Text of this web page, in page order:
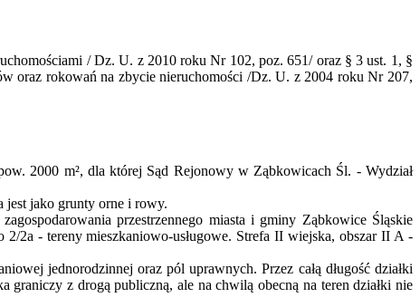
/ Dz. U. z2010 roku Nr 102, poz. 651/ oraz § 3 ust. 1, §
oraz rokowań na zbycie nieruchomości /Dz. U. z2004 roku Nr 207,
2000 m², dla której Sąd Rejonowy w Ząbkowicach Śl. - Wydział
jest jako grunty orne i rowy.
przestrzennego miasta i gminy Ząbkowice Śląskie
2a - tereny mieszkaniowo-usługowe. Strefa II wiejska, obszar II A -
jednorodzinnej oraz pól uprawnych. Przez całą długość działki
graniczy z drogą publiczną, ale na chwilą obecną na teren działki nie